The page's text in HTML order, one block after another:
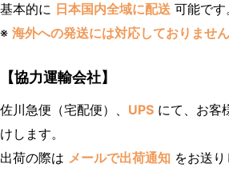
基本的に 日本国内全域に配送 可能です
※ 海外への発送には対応しておりません
【協力運輸会社】
佐川急便（宅配便）、 UPS にて、お客
けします。
出荷の際は メールで出荷通知 をお送り